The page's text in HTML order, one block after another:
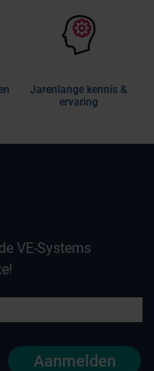
Jarenlange kennis &
ervaring
VE-Systems
Aanmelden